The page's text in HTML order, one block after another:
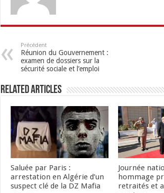
Précédent
Réunion du Gouvernement :
examen de dossiers sur la
sécurité sociale et l’emploi
Related Articles
Saluée par Paris :
arrestation en Algérie d’un
suspect clé de la DZ Mafia
Journée
hommage
retraités et